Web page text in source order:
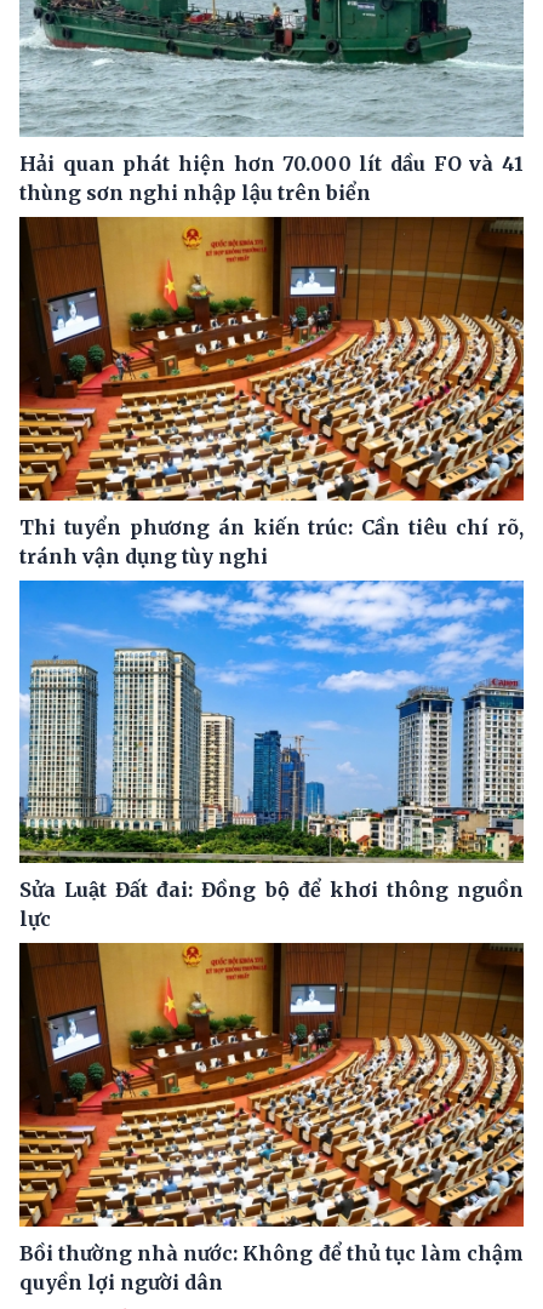
Hải quan phát hiện hơn 70.000 lít dầu FO và 41
thùng sơn nghi nhập lậu trên biển
Thi tuyển phương án kiến trúc: Cần tiêu chí rõ,
tránh vận dụng tùy nghi
Sửa Luật Đất đai: Đồng bộ để khơi thông nguồn
lực
Bồi thường nhà nước: Không để thủ tục làm chậm
quyền lợi người dân